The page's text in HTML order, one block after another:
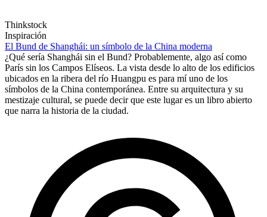
Thinkstock
Inspiración
El Bund de Shanghái: un símbolo de la China moderna
¿Qué sería Shanghái sin el Bund? Probablemente, algo así como
París sin los Campos Elíseos. La vista desde lo alto de los edificios
ubicados en la ribera del río Huangpu es para mí uno de los
símbolos de la China contemporánea. Entre su arquitectura y su
mestizaje cultural, se puede decir que este lugar es un libro abierto
que narra la historia de la ciudad.